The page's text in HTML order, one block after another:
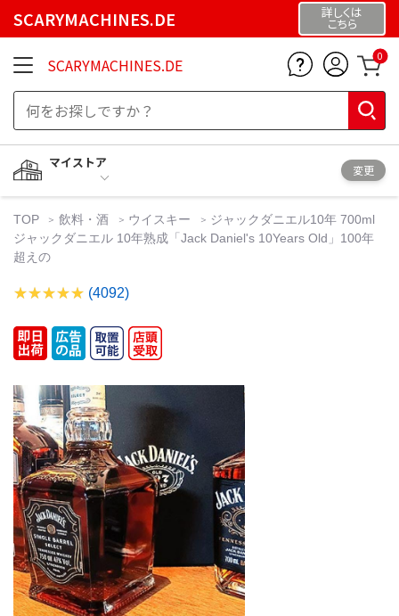
SCARYMACHINES.DE 詳しくは
こちら
SCARYMACHINES.DE 0
マイストア
変更
TOP 飲料・酒 ウイスキー
ジャックダニエル10年 700ml
ジャックダニエル 10年熟成「Jack Daniel's 10Years Old」100年
超えの
(4092)